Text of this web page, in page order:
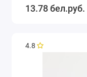
13.78 бел.руб.
4.8